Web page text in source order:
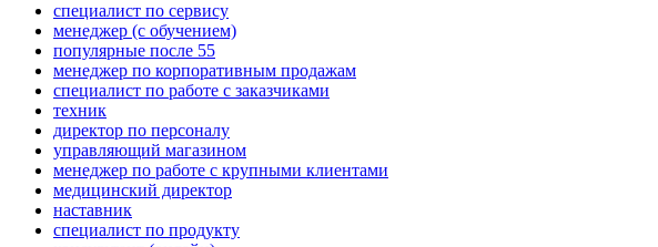
специалист по сервису
менеджер (с обучением)
популярные после 55
менеджер по корпоративным продажам
специалист по работе с заказчиками
техник
директор по персоналу
управляющий магазином
менеджер по работе с крупными клиентами
медицинский директор
наставник
специалист по продукту